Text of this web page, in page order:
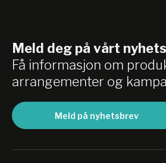
Meld deg på vårt
Få informasjon om
arrangementer og
Meld på nyhetsbrev